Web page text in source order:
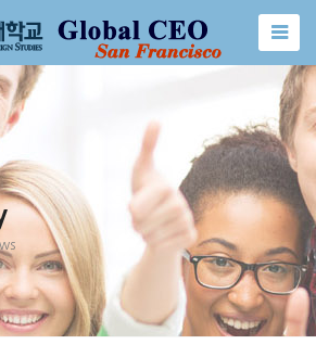
스케치북5
스케치북5